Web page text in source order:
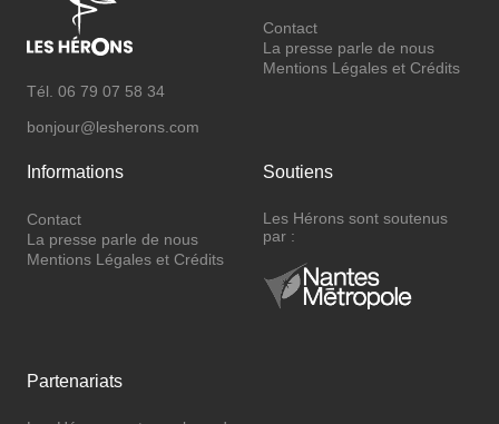
Tél. 06 79 07 58 34
bonjour@lesherons.com
Contact
La presse parle de nous
Mentions Légales et Crédits
Informations
Contact
La presse parle de nous
Mentions Légales et Crédits
Soutiens
Les Hérons sont soutenus
par :
Partenariats